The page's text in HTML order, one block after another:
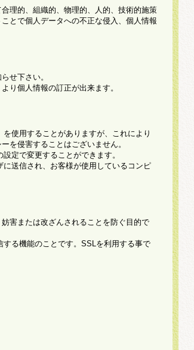
理的、組織的、物理的、人的、技術的施策
とで個人データへの不正な侵入、個人情報
せ下さい。
り個人情報の訂正が出来ます。
使用することがありますが、これにより
を侵害することはございません。
定で変更することができます。
送信され、お客様が使用しているコンピ
害または改ざんされることを防ぐ目的で
る機能のことです。SSLを利用する事で